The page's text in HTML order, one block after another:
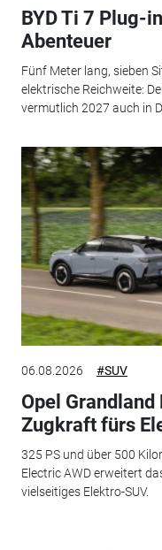
BYD Ti 7 Plug-
Abenteuer
Fünf Meter lang, sieben
elektrische Reichweite:
vermutlich 2027 auch in
06.08.2026 #SUV
Opel
Zugkraft fürs
325 PS und über 500
Electric AWD erweitert
vielseitiges Elektro-SUV.